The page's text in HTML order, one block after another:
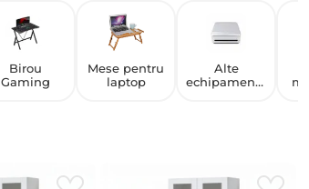
Birou
Gaming
Mese pentru
laptop
Alte
echipamente